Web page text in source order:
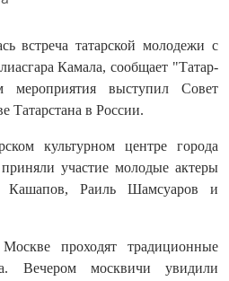
встреча татарской молодежи с
Камала, сообщает "Татар-
мероприятия выступил Совет
Татарстана в России.
культурном центре города
участие молодые актеры
Кашапов, Раиль Шамсуаров и
проходят традиционные
Вечером москвичи увидили